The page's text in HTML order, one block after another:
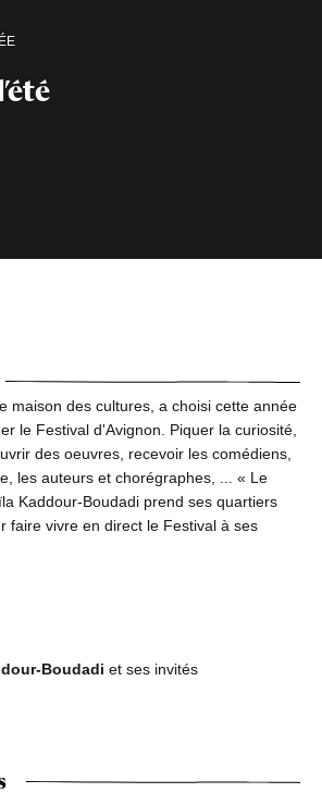
maison des cultures, a choisi cette année
le Festival d'Avignon. Piquer la curiosité,
des oeuvres, recevoir les comédiens,
les auteurs et chorégraphes, ... « Le
Kaddour-Boudadi prend ses quartiers
faire vivre en direct le Festival à ses
Boudadi et ses invités